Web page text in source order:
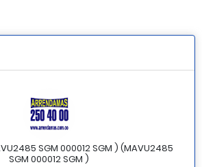
SGM 000012 SGM ) (MAVU2485
SGM 000012 SGM )